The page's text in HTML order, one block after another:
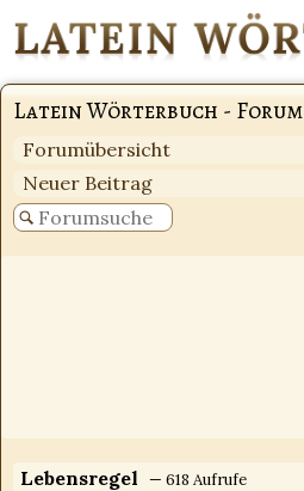
Latein Wörterbuch - Forum
Forumübersicht
Neuer Beitrag
Lebensregel — 618 Aufrufe